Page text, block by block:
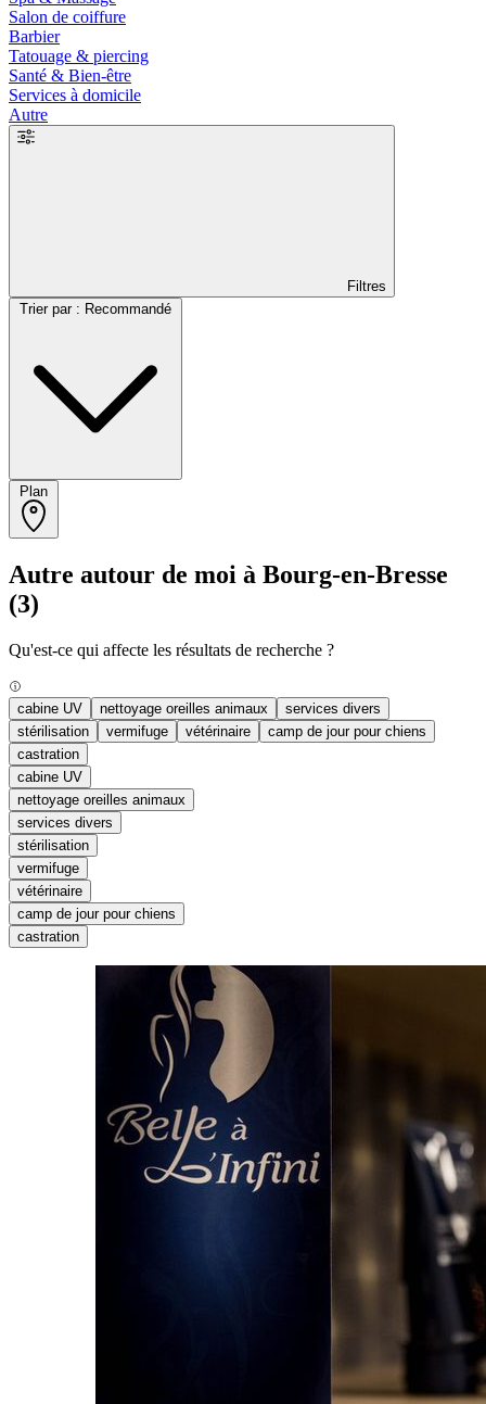
Salon de coiffure
Barbier
Tatouage & piercing
Santé & Bien-être
Services à domicile
Autre
Filtres
Autre autour de moi à Bourg-en-Bresse
(3)
Qu'est-ce qui affecte les résultats de recherche ?
cabine UV nettoyage oreilles animaux
services divers
stérilisation
vermifuge vétérinaire
camp de jour pour chiens
castration
cabine UV
nettoyage oreilles animaux
services divers
stérilisation
vermifuge
vétérinaire
camp de jour pour chiens
castration